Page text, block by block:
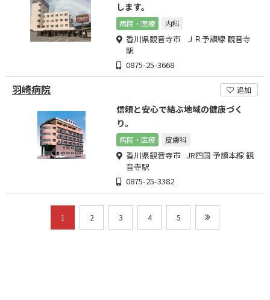
します。
病院・医療 内科
香川県観音寺市 ＪＲ予讃線 観音寺
駅
0875-25-3668
羽崎病院 追加
信頼と安心で結ぶ地域の健康づく
り。
病院・医療 皮膚科
香川県観音寺市 JR四国 予讃本線 観
音寺駅
0875-25-3382
1 2 3 4 5